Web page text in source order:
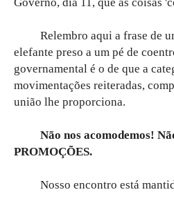
Relembro aqui a frase de
elefante preso a um pé de
governamental é o de que a
movimentações reiteradas,
união lhe proporciona.
Não nos acomodemos!
PROMOÇÕES.
Nosso encontro está